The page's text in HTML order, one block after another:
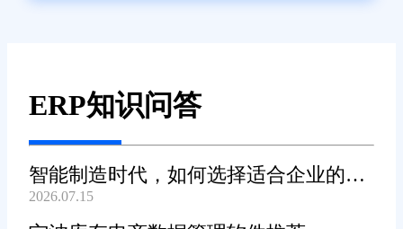
ERP知识问答
智能制造时代，如何选择适合企业的
WMS系统?
2026.07.15